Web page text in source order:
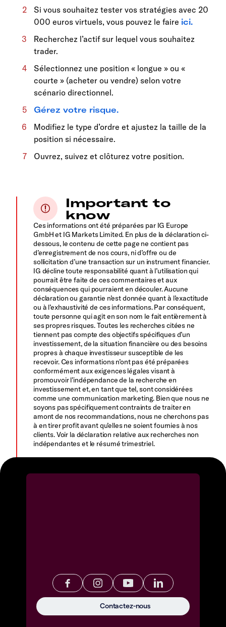
Si vous souhaitez tester vos stratégies avec 20
000 euros virtuels, vous pouvez le faire ici.
Recherchez l’actif sur lequel vous souhaitez
trader.
Sélectionnez une position « longue » ou «
courte » (acheter ou vendre) selon votre
scénario directionnel.
Gérez votre risque.
Modifiez le type d’ordre et ajustez la taille de la
position si nécessaire.
Ouvrez, suivez et clôturez votre position.
Important to
know
Ces informations ont été préparées par IG Europe
GmbH et IG Markets Limited. En plus de la déclaration ci-
dessous, le contenu de cette page ne contient pas
d’enregistrement de nos cours, ni d’offre ou de
sollicitation d’une transaction sur un instrument financier.
IG décline toute responsabilité quant à l’utilisation qui
pourrait être faite de ces commentaires et aux
conséquences qui pourraient en découler. Aucune
déclaration ou garantie n’est donnée quant à l’exactitude
ou à l’exhaustivité de ces informations. Par conséquent,
toute personne qui agit en son nom le fait entièrement à
ses propres risques. Toutes les recherches citées ne
tiennent pas compte des objectifs spécifiques d’un
investissement, de la situation financière ou des besoins
propres à chaque investisseur susceptible de les
recevoir. Ces informations n’ont pas été préparées
conformément aux exigences légales visant à
promouvoir l’indépendance de la recherche en
investissement et, en tant que tel, sont considérées
comme une communication marketing. Bien que nous ne
soyons pas spécifiquement contraints de traiter en
amont de nos recommandations, nous ne cherchons pas
à en tirer profit avant qu’elles ne soient fournies à nos
clients. Voir la déclaration relative aux recherches non
indépendantes et le résumé trimestriel.